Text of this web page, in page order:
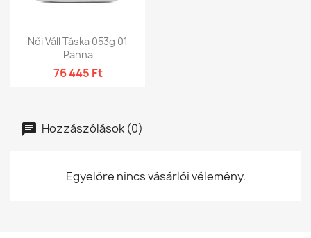
Női Váll Táska 053g 01
Panna
76 445 Ft
Hozzászólások (0)
Egyelőre nincs vásárlói vélemény.